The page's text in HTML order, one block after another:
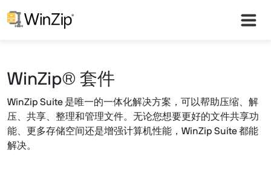
WinZip® 套件
WinZip Suite 是唯一的一体化解决方案，可以帮助压缩、解
压、共享、整理和管理文件。无论您想要更好的文件共享功
能、更多存储空间还是增强计算机性能，WinZip Suite 都能
解决。